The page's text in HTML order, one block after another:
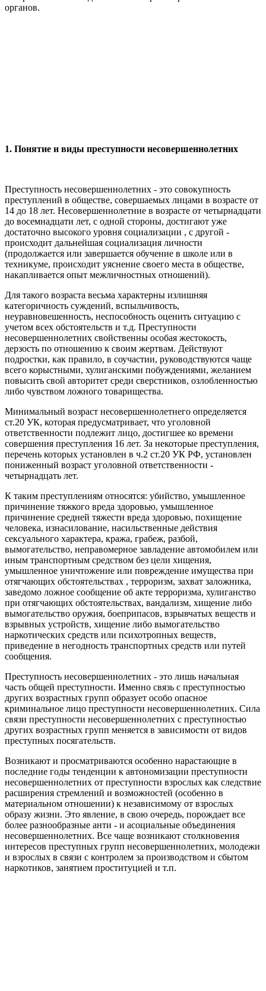
органов.
1. Понятие и виды преступности несовершеннолетних
Преступность несовершеннолетних - это совокупность
преступлений в обществе, совершаемых лицами в возрасте от
14 до 18 лет. Несовершеннолетние в возрасте от четырнадцати
до восемнадцати лет, с одной стороны, достигают уже
достаточно высокого уровня социализации , с другой -
происходит дальнейшая социализация личности
(продолжается или завершается обучение в школе или в
техникуме, происходит уяснение своего места в обществе,
накапливается опыт межличностных отношений).
Для такого возраста весьма характерны излишняя
категоричность суждений, вспыльчивость,
неуравновешенность, неспособность оценить ситуацию с
учетом всех обстоятельств и т.д. Преступности
несовершеннолетних свойственны особая жестокость,
дерзость по отношению к своим жертвам. Действуют
подростки, как правило, в соучастии, руководствуются чаще
всего корыстными, хулиганскими побуждениями, желанием
повысить свой авторитет среди сверстников, озлобленностью
либо чувством ложного товарищества.
Минимальный возраст несовершеннолетнего определяется
ст.20 УК, которая предусматривает, что уголовной
ответственности подлежит лицо, достигшее ко времени
совершения преступления 16 лет. За некоторые преступления,
перечень которых установлен в ч.2 ст.20 УК РФ, установлен
пониженный возраст уголовной ответственности -
четырнадцать лет.
К таким преступлениям относятся: убийство, умышленное
причинение тяжкого вреда здоровью, умышленное
причинение средней тяжести вреда здоровью, похищение
человека, изнасилование, насильственные действия
сексуального характера, кража, грабеж, разбой,
вымогательство, неправомерное завладение автомобилем или
иным транспортным средством без цели хищения,
умышленное уничтожение или повреждение имущества при
отягчающих обстоятельствах , терроризм, захват заложника,
заведомо ложное сообщение об акте терроризма, хулиганство
при отягчающих обстоятельствах, вандализм, хищение либо
вымогательство оружия, боеприпасов, взрывчатых веществ и
взрывных устройств, хищение либо вымогательство
наркотических средств или психотропных веществ,
приведение в негодность транспортных средств или путей
сообщения.
Преступность несовершеннолетних - это лишь начальная
часть общей преступности. Именно связь с преступностью
других возрастных групп образует особо опасное
криминальное лицо преступности несовершеннолетних. Сила
связи преступности несовершеннолетних с преступностью
других возрастных групп меняется в зависимости от видов
преступных посягательств.
Возникают и просматриваются особенно нарастающие в
последние годы тенденции к автономизации преступности
несовершеннолетних от преступности взрослых как следствие
расширения стремлений и возможностей (особенно в
материальном отношении) к независимому от взрослых
образу жизни. Это явление, в свою очередь, порождает все
более разнообразные анти - и асоциальные объединения
несовершеннолетних. Все чаще возникают столкновения
интересов преступных групп несовершеннолетних, молодежи
и взрослых в связи с контролем за производством и сбытом
наркотиков, занятием проституцией и т.п.